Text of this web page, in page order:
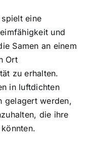
eine
und
Samen an einem
Ort
zu erhalten.
in luftdichten
gelagert werden,
die ihre